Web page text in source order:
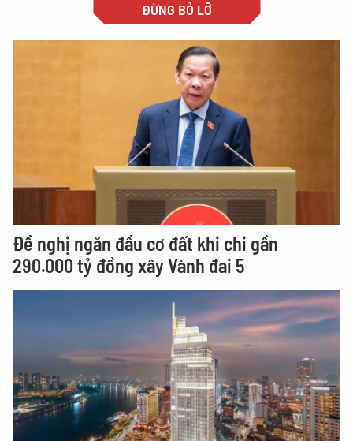
ĐỪNG BỎ LỠ
Đề nghị ngăn đầu cơ đất khi chi gần
290.000 tỷ đồng xây Vành đai 5